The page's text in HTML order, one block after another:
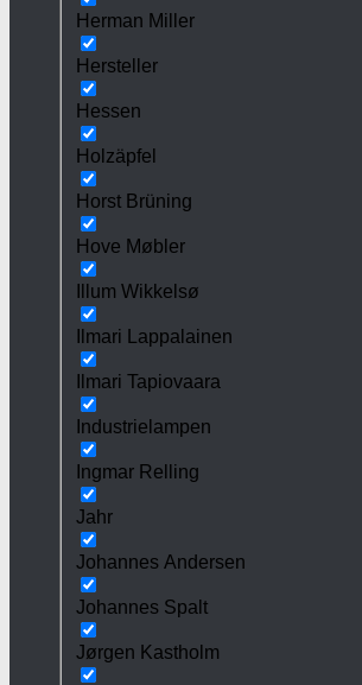
Herman Miller
Hersteller
Hessen
Holzäpfel
Horst Brüning
Hove Møbler
Illum Wikkelsø
Ilmari Lappalainen
Ilmari Tapiovaara
Industrielampen
Ingmar Relling
Jahr
Johannes Andersen
Johannes Spalt
Jørgen Kastholm